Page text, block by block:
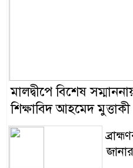
মালদ্বীপে বিশেষ
শিক্ষাবিদ আহমেদ মুত্তাকী